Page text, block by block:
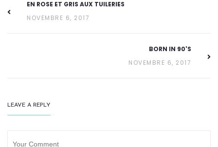
EN ROSE ET GRIS AUX TUILERIES
NOVEMBRE 6, 2017
BORN IN 90'S
NOVEMBRE 6, 2017
LEAVE A REPLY